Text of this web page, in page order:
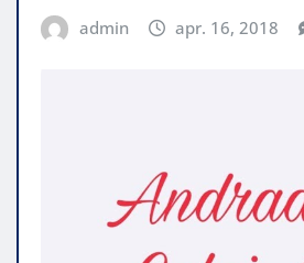
admin apr. 16, 2018